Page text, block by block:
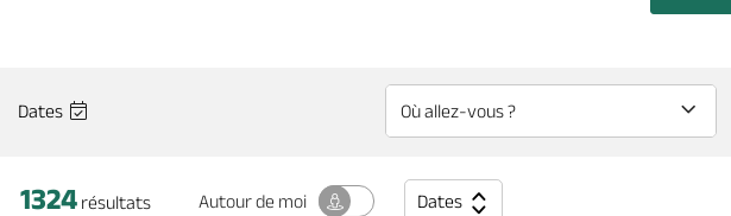
Dates
1324 résultats Autourde moi Dates